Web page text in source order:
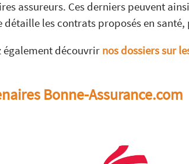
assureurs. Ces derniers peuvent
détaille les contrats proposés en
également découvrir nos dossiers sur
Bonne-Assurance.com